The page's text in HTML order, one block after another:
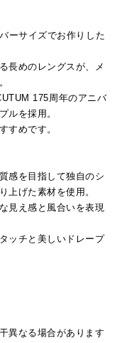
ーサイズでお作りした
長めのレングスが、メ
175周年のアニバ
ルを採用。
すめです。
感を目指して独自のシ
上げた素材を使用。
見え感と風合いを表現
ッチと美しいドレープ
異なる場合があります